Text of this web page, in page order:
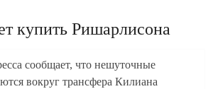
купить Ришарлисона
сообщает, что нешуточные
вокруг трансфера Килиана